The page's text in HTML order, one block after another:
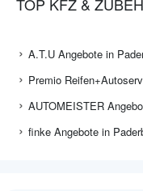
TOP KFZ &
A.T.U Angebote in
Premio
AUTOMEISTER
finke Angebote in